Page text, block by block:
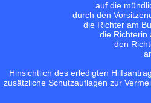
auf die
durch den
die Richter am
die Richterin
den
Hinsichtlich des erledigten
zusätzliche Schutzauflagen zur